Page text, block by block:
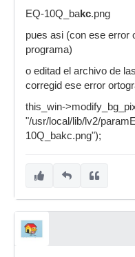
EQ-10Q_bakc.png
pues asi (con ese error
programa)
o editad el archivo de
corregid ese error
this_win-
"/usr/local/lib/lv2/
10Q_bakc.png");